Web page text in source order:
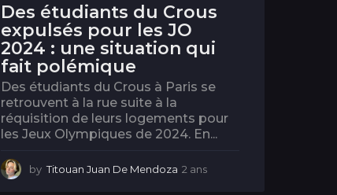
Des étudiants du Crous
expulsés pour les JO
2024 : une situation qui
fait polémique
Des étudiants du Crous à Paris se
retrouvent à la rue suite à la
réquisition de leurs logements pour
les Jeux Olympiques de 2024. En...
by Titouan Juan De Mendoza 2 ans